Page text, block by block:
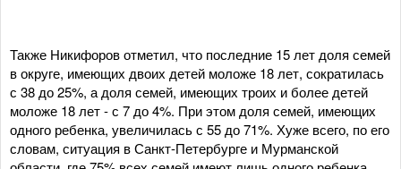
Также Никифоров отметил, что последние 15 лет доля семей
в округе, имеющих двоих детей моложе 18 лет, сократилась
с 38 до 25%, а доля семей, имеющих троих и более детей
моложе 18 лет - с 7 до 4%. При этом доля семей, имеющих
одного ребенка, увеличилась с 55 до 71%. Хуже всего, по его
словам, ситуация в Санкт-Петербурге и Мурманской